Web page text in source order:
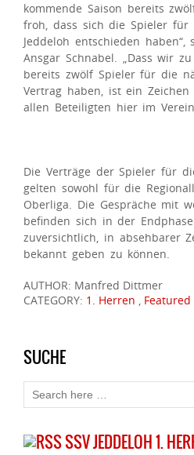
kommende Saison bereits
froh, dass sich die Spieler für
Jeddeloh entschieden haben“,
Ansgar Schnabel. „Dass wir
bereits zwölf Spieler für die
Vertrag haben, ist ein
allen Beteiligten hier im
Die Verträge der Spieler für
gelten sowohl für die
Oberliga. Die Gespräche mit
befinden sich in der
zuversichtlich, in absehbarer
bekannt geben zu können.
AUTHOR: Manfred Dittmer
CATEGORY: 1. Herren , Featured
SUCHE
SSV JEDDELOH 1.